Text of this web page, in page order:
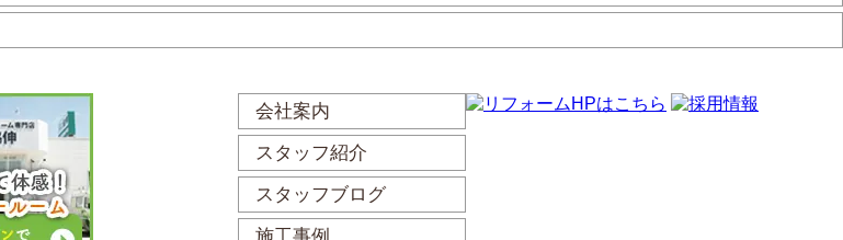
会社案内
スタッフ紹介
スタッフブログ